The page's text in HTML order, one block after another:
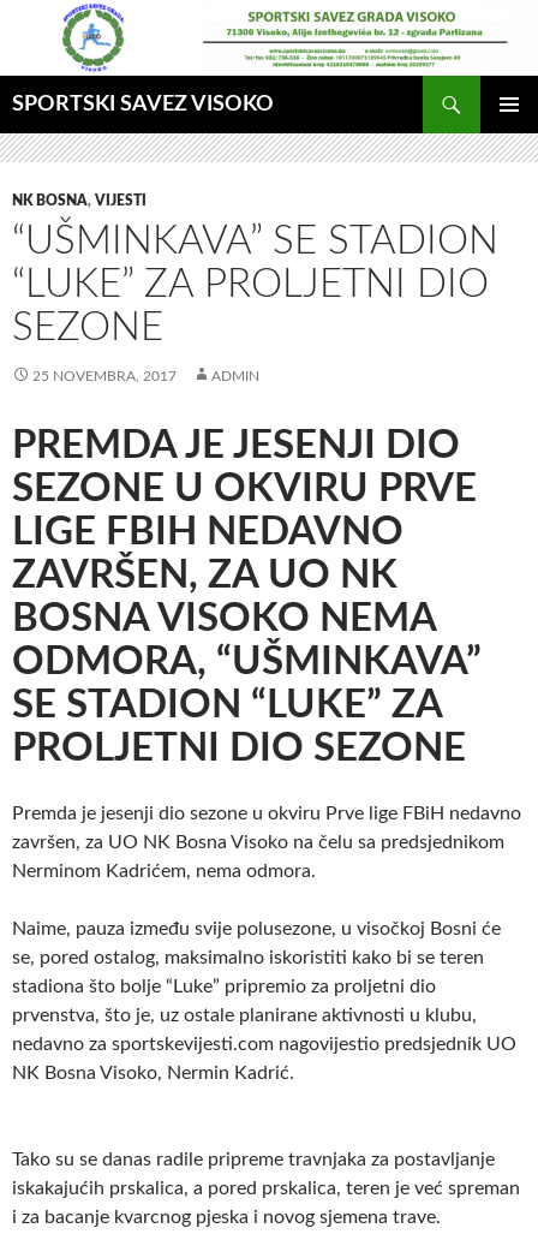
SPORTSKI SAVEZ VISOKO
GLAVNI
MENI
NK BOSNA, VIJESTI
“UŠMINKAVA” SE STADION
“LUKE” ZA PROLJETNI DIO
SEZONE
25 NOVEMBRA, 2017 ADMIN
PREMDA JE JESENJI DIO
SEZONE U OKVIRU PRVE
LIGE FBIH NEDAVNO
ZAVRŠEN, ZA UO NK
BOSNA VISOKO NEMA
ODMORA, “UŠMINKAVA”
SE STADION “LUKE” ZA
PROLJETNI DIO SEZONE
Premda je jesenji dio sezone u okviru Prve lige FBiH nedavno
završen, za UO NK Bosna Visoko na čelu sa predsjednikom
Nerminom Kadrićem, nema odmora.
Naime, pauza između svije polusezone, u visočkoj Bosni će
se, pored ostalog, maksimalno iskoristiti kako bi se teren
stadiona što bolje “Luke” pripremio za proljetni dio
prvenstva, što je, uz ostale planirane aktivnosti u klubu,
nedavno za sportskevijesti.com nagovijestio predsjednik UO
NK Bosna Visoko, Nermin Kadrić.
Tako su se danas radile pripreme travnjaka za postavljanje
iskakajućih prskalica, a pored prskalica, teren je već spreman
i za bacanje kvarcnog pjeska i novog sjemena trave.